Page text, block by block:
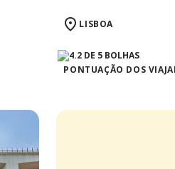
LISBOA
PONTUAÇÃO DOS